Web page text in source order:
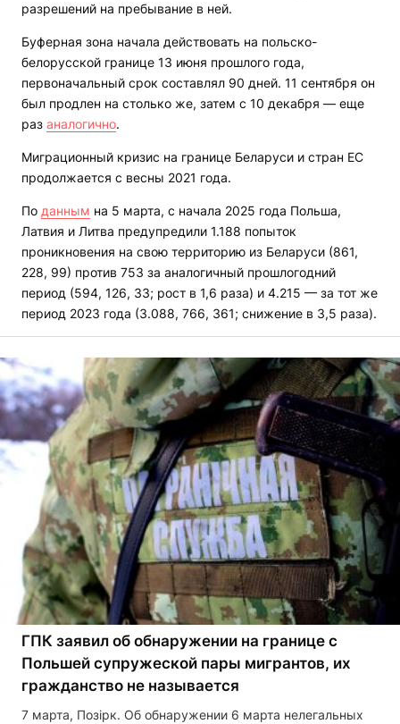
разрешений на пребывание в ней.
Буферная зона начала действовать на польско-
белорусской границе 13 июня прошлого года,
первоначальный срок составлял 90 дней. 11 сентября он
был продлен на столько же, затем с 10 декабря — еще
раз аналогично.
Миграционный кризис на границе Беларуси и стран ЕС
продолжается с весны 2021 года.
По данным на 5 марта, с начала 2025 года Польша,
Латвия и Литва предупредили 1.188 попыток
проникновения на свою территорию из Беларуси (861,
228, 99) против 753 за аналогичный прошлогодний
период (594, 126, 33; рост в 1,6 раза) и 4.215 — за тот же
период 2023 года (3.088, 766, 361; снижение в 3,5 раза).
ГПК заявил об обнаружении на границе с
Польшей супружеской пары мигрантов, их
гражданство не называется
7 марта, Позірк. Об обнаружении 6 марта нелегальных